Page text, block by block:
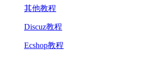
其他教程
Discuz教程
Ecshop教程